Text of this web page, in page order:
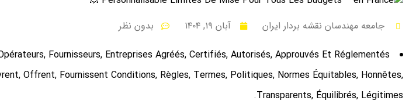
جامعه مهندسان نقشه بردار ایران آبان ۱۹, ۱۴۰۴
بدون نظر
Fournisseurs, Entreprises Agréés, Certifiés, Autorisés, Approuvés Et Réglementés
Offrent, Fournissent Conditions, Règles, Termes, Politiques, Normes Équitables, Honnêtes,
Transparents, Équilibrés, Légitimes.